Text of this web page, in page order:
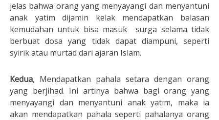
jelas bahwa orang yang menyayangi dan menyantuni
anak yatim dijamin kelak mendapatkan balasan
kemudahan untuk bisa masuk surga selama tidak
berbuat dosa yang tidak dapat diampuni, seperti
syirik atau murtad dari ajaran Islam.
Kedua, Mendapatkan pahala setara dengan orang
yang berjihad. Ini artinya bahwa bagi orang yang
menyayangi dan menyantuni anak yatim, maka ia
akan mendapatkan pahala seperti pahalanya orang